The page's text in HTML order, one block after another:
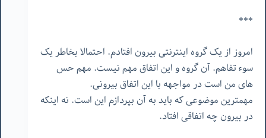
***
امروز از یک گروه اینترنتی بیرون افتادم. احتمالا بخاطر یک
سوء تفاهم. آن گروه و این اتفاق مهم نیست. مهم حس
های من است در مواجهه با این اتفاق بیرونی.
مهمترین موضوعی که باید به آن بپردازم این است. نه اینکه
در بیرون چه اتفاقی افتاد.